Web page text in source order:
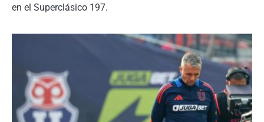
en el Superclásico 197.